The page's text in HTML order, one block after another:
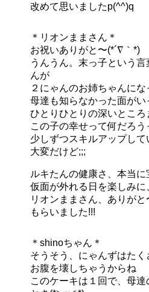
改めて思いましたp(^^)q
＊リオンままさん＊
お祝いありがと〜(*´∇｀*)
うんうん。末っ子という
んが
２にゃんのお姉ちゃんにな
母達も知らなかった面がい
ひとりひとりの深いとこ
この子の幸せって何だろ
少しずつスキルアップし
大変だけど;;;
ルキたんの健康さ、本当
仮面が外れる日を楽しみ
リオンままさん、ありが
もらいました!!!
＊shinoちゃん＊
そうそう、にゃんずはた
お腹を壊しちゃうからね
このケーキは１回で、母